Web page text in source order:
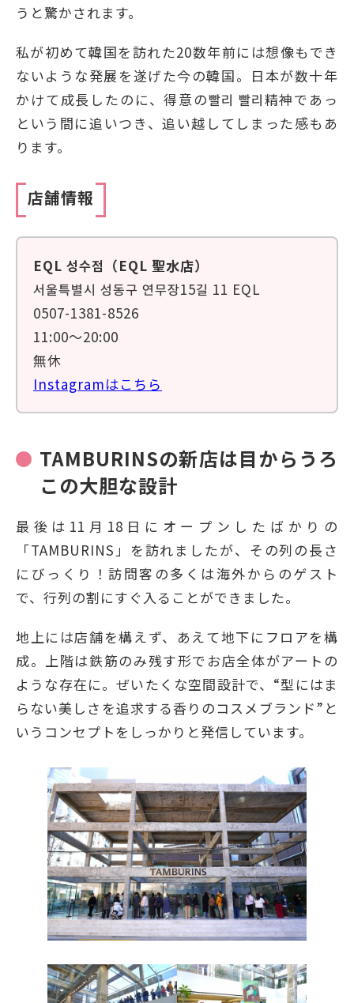
うと驚かされます。
私が初めて韓国を訪れた20数年前には想像もでき
ないような発展を遂げた今の韓国。日本が数十年
かけて成長したのに、得意の빨리 빨리精神であっ
という間に追いつき、追い越してしまった感もあ
ります。
店舗情報
EQL 성수점（EQL 聖水店）
서울특별시 성동구 연무장15길 11 EQL
0507-1381-8526
11:00～20:00
無休
Instagramはこちら
TAMBURINSの新店は目からうろ
この大胆な設計
最後は11月18日にオープンしたばかりの
「TAMBURINS」を訪れましたが、その列の長さ
にびっくり！訪問客の多くは海外からのゲスト
で、行列の割にすぐ入ることができました。
地上には店舗を構えず、あえて地下にフロアを構
成。上階は鉄筋のみ残す形でお店全体がアートの
ような存在に。ぜいたくな空間設計で、“型にはま
らない美しさを追求する香りのコスメブランド”と
いうコンセプトをしっかりと発信しています。